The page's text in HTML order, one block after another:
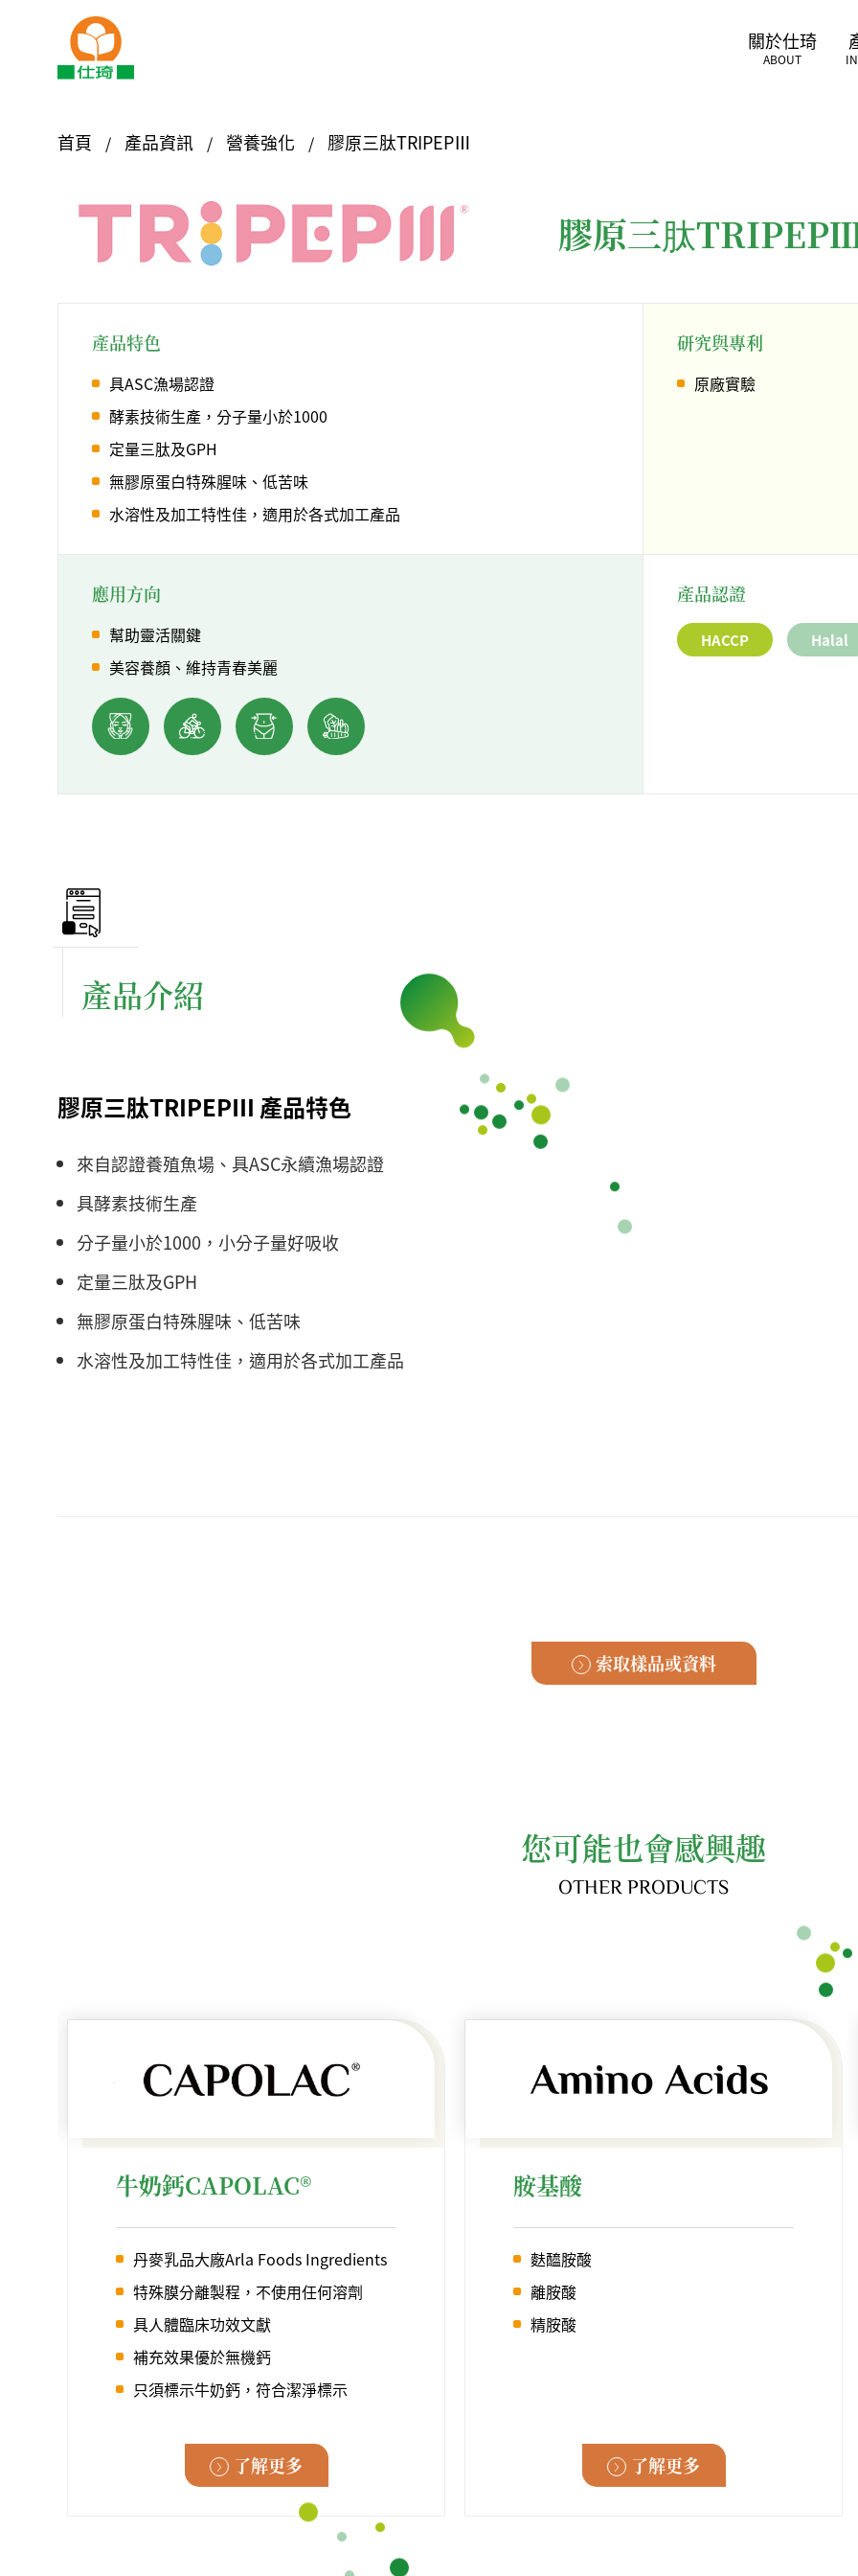
關於仕琦
ABOUT
首頁 產品資訊 營養強化 膠原三肽TRIPEPⅢ
膠原三肽
產品特色
具ASC漁場認證
酵素技術生產，分子量小於1000
定量三肽及GPH
無膠原蛋白特殊腥味、低苦味
水溶性及加工特性佳，適用於各式加工產品
研究與專利
原廠實驗
應用方向
幫助靈活關鍵
美容養顏、維持青春美麗
產品認證
HACCP Halal
產品介紹
膠原三肽TRIPEPⅢ 產品特色
來自認證養殖魚場、具ASC永續漁場認證
具酵素技術生產
分子量小於1000，小分子量好吸收
定量三肽及GPH
無膠原蛋白特殊腥味、低苦味
水溶性及加工特性佳，適用於各式加工產品
索取樣品或資料
您可能也會感興趣
OTHER PRODUCTS
牛奶鈣CAPOLAC®
丹麥乳品大廠Arla Foods Ingredients
特殊膜分離製程，不使用任何溶劑
具人體臨床功效文獻
補充效果優於無機鈣
只須標示牛奶鈣，符合潔淨標示
了解更多
胺基酸
麩醯胺酸
離胺酸
精胺酸
了解更多